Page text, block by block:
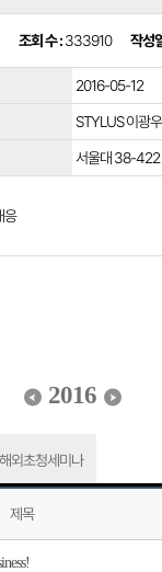
조회 수 :333910 작성
2016-05-12
STYLUS 이광
서울대 38-422
응
2016
해외초청세미나
제목